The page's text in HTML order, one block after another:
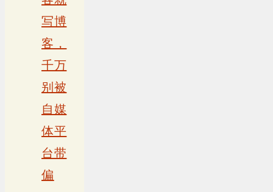
写博
客，
千万
别被
自媒
体平
台带
偏